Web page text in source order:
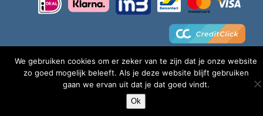
We gebruiken cookies om er zeker van te zijn dat je onze website
zo goed mogelijk beleeft. Als je deze website blijft gebruiken
gaan we ervan uit dat je dat goed vindt.
Ok